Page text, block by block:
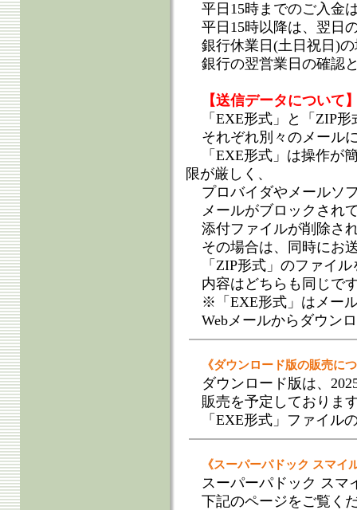
平日15時までのご入金
平日15時以降は、翌日
銀行休業日(土日祝日)
銀行の翌営業日の確認
【送信データについて
「EXE形式」と「ZIP
それぞれ別々のメール
「EXE形式」は操作が
限が厳しく、
プロバイダやメールソ
メールがブロックされ
添付ファイルが削除さ
その場合は、同時にお
「ZIP形式」のファイ
内容はどちらも同じで
※「EXE形式」はメー
Webメールからダウン
《ダウンロード版の販売に
ダウンロード版は、
販売を予定しておりま
「EXE形式」ファイル
《スーパーパドック スマイ
スーパーパドック スマ
下記のページをご覧く